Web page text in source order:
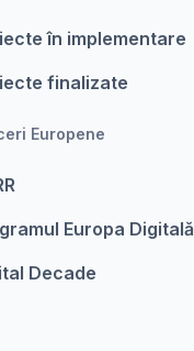
în implementare
finalizate
Europene
Europa Digitalǎ
Decade